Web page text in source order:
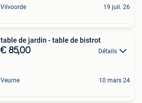
Vilvoorde 19 juil. 26
table de jardin - table de bistrot
€ 85,00 Détails
Veurne 10 mars 24